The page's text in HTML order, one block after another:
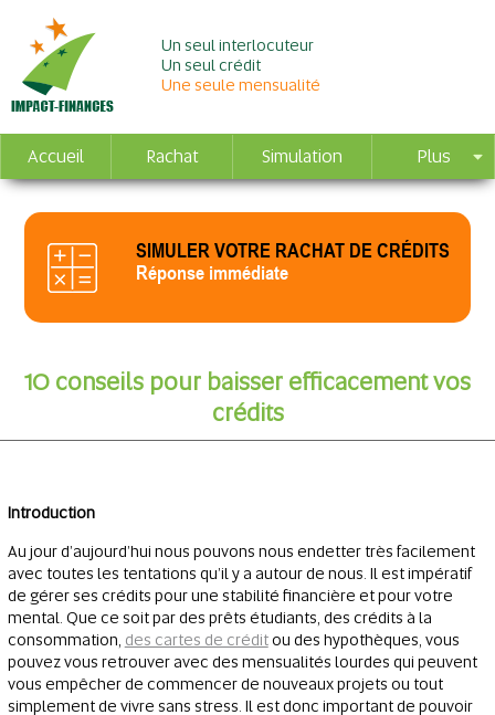
Un seul interlocuteur
Un seul crédit
Une seule mensualité
Accueil Rachat Simulation Plus
SIMULER VOTRE RACHAT DE CRÉDITS
Réponse immédiate
10 conseils pour baisser efficacement vos
crédits
Introduction
Au jour d’aujourd’hui nous pouvons nous endetter très facilement
avec toutes les tentations qu’il y a autour de nous. Il est impératif
de gérer ses crédits pour une stabilité financière et pour votre
mental. Que ce soit par des prêts étudiants, des crédits à la
consommation, des cartes de créditou des hypothèques, vous
pouvez vous retrouver avec des mensualités lourdes qui peuvent
vous empêcher de commencer de nouveaux projets ou tout
simplement de vivre sans stress. Il est donc important de pouvoir